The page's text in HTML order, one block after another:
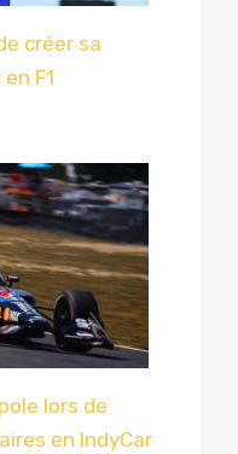
créer sa
F1
lors de
en IndyCar